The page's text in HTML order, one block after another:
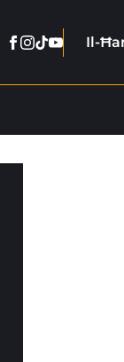
Facebook
Instagram
Tiktok
Youtube
Il-